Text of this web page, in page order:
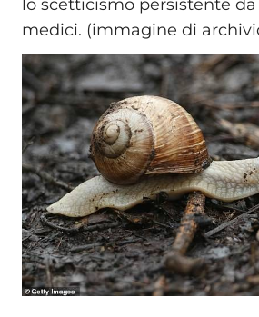
lo scetticismo persistente
medici. (immagine di